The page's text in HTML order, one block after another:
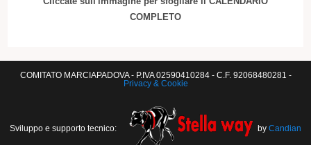
COMPLETO
COMITATO MARCIAPADOVA - P.IVA 02590410284 - C.F. 92068480281 -
Privacy & Cookie
Sviluppo e supporto tecnico: by Candian